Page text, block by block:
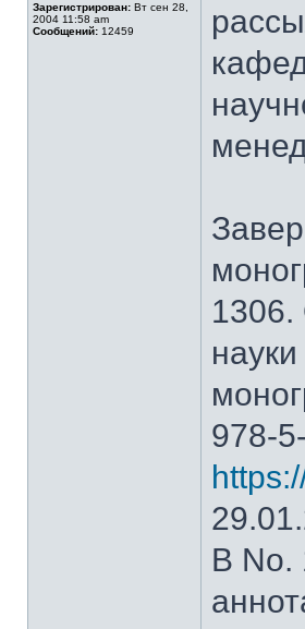
Зарегистрирован: Вт сен 28,
2004 11:58 am
Сообщений: 12459
1306.
978-
В No.